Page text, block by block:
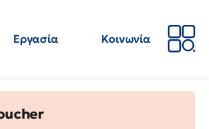
Εργασία
Κοινωνία